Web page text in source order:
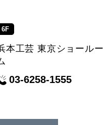
6F
本工芸 東京ショールー
03-6258-1555